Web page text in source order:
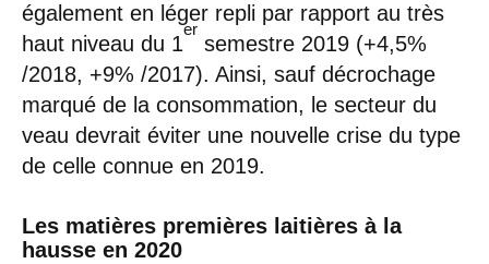
également en léger repli par rapport au très
haut niveau du 1
er
semestre 2019 (+4,5%
/2018, +9% /2017). Ainsi, sauf décrochage
marqué de la consommation, le secteur du
veau devrait éviter une nouvelle crise du type
de celle connue en 2019.
Les matières premières laitières à la
hausse en 2020